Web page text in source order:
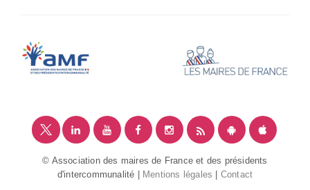
© Association des maires de France et des présidents
d'intercommunalité |
Mentions légales Contact